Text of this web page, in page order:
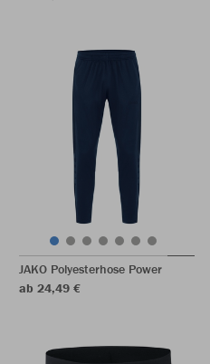
JAKO Polyesterhose Power
ab 24,49 €